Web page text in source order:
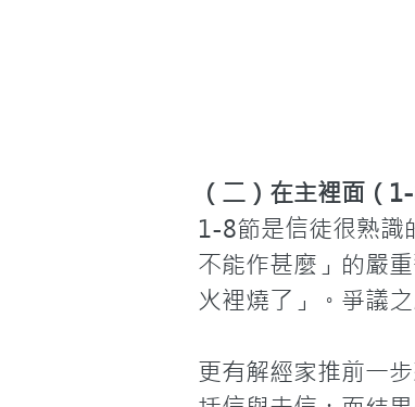
（二）在主裡面（
1-8節是信徒很熟識
不能作甚麼」的嚴
火裡燒了」。爭議
更有解經家推前一